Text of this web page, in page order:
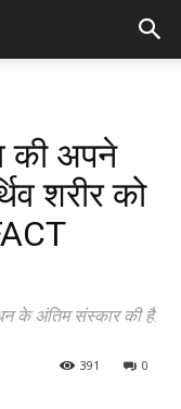
की अपने
शरीर को
के अंतिम संस्कार की है.
0
391